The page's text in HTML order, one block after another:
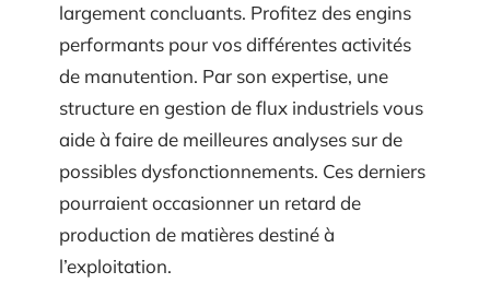
largement concluants. Profitez des engins
performants pour vos différentes activités
de manutention. Par son expertise, une
structure en gestion de flux industriels vous
aide à faire de meilleures analyses sur de
possibles dysfonctionnements. Ces derniers
pourraient occasionner un retard de
production de matières destiné à
l’exploitation.